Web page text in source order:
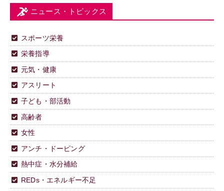
ニュース・トピックス
スポーツ栄養
栄養指導
元気・健康
アスリート
子ども・部活動
高齢者
女性
アンチ・ドーピング
熱中症・水分補給
REDs・エネルギー不足